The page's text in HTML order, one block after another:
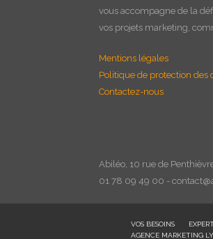
vous accompagne de la
vos projets marketing,
Mentions légales
Politique de protection des
Contactez-nous
Abiléo, 10 rue de
01 78 09 49 00 -
VOS BESOINS
AGENCE MARKETING